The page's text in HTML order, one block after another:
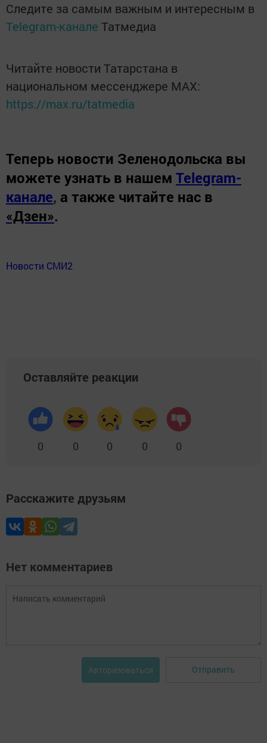
Следите за самым важным и интересным в
Telegram-канале Татмедиа
Читайте новости Татарстана в
национальном мессенджере MАХ:
https://max.ru/tatmedia
Теперь новости Зеленодольска вы
можете узнать в нашем Telegram-
канале, а также читайте нас в
«Дзен».
Новости СМИ2
Оставляйте реакции
0 0 0 0 0
Расскажите друзьям
Нет комментариев
Авторизоваться Отправить